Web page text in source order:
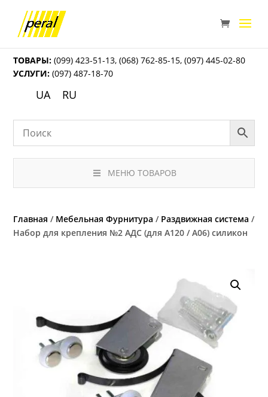
ТОВАРЫ: (099) 423-51-13,(068) 762-85-15,(097) 445-02-80
УСЛУГИ: (097) 487-18-70
UA RU
МЕНЮ ТОВАРОВ
Главная / Мебельная Фурнитура / Раздвижная система /
Набор для крепления №2 АДС (для А120 / А06) силикон